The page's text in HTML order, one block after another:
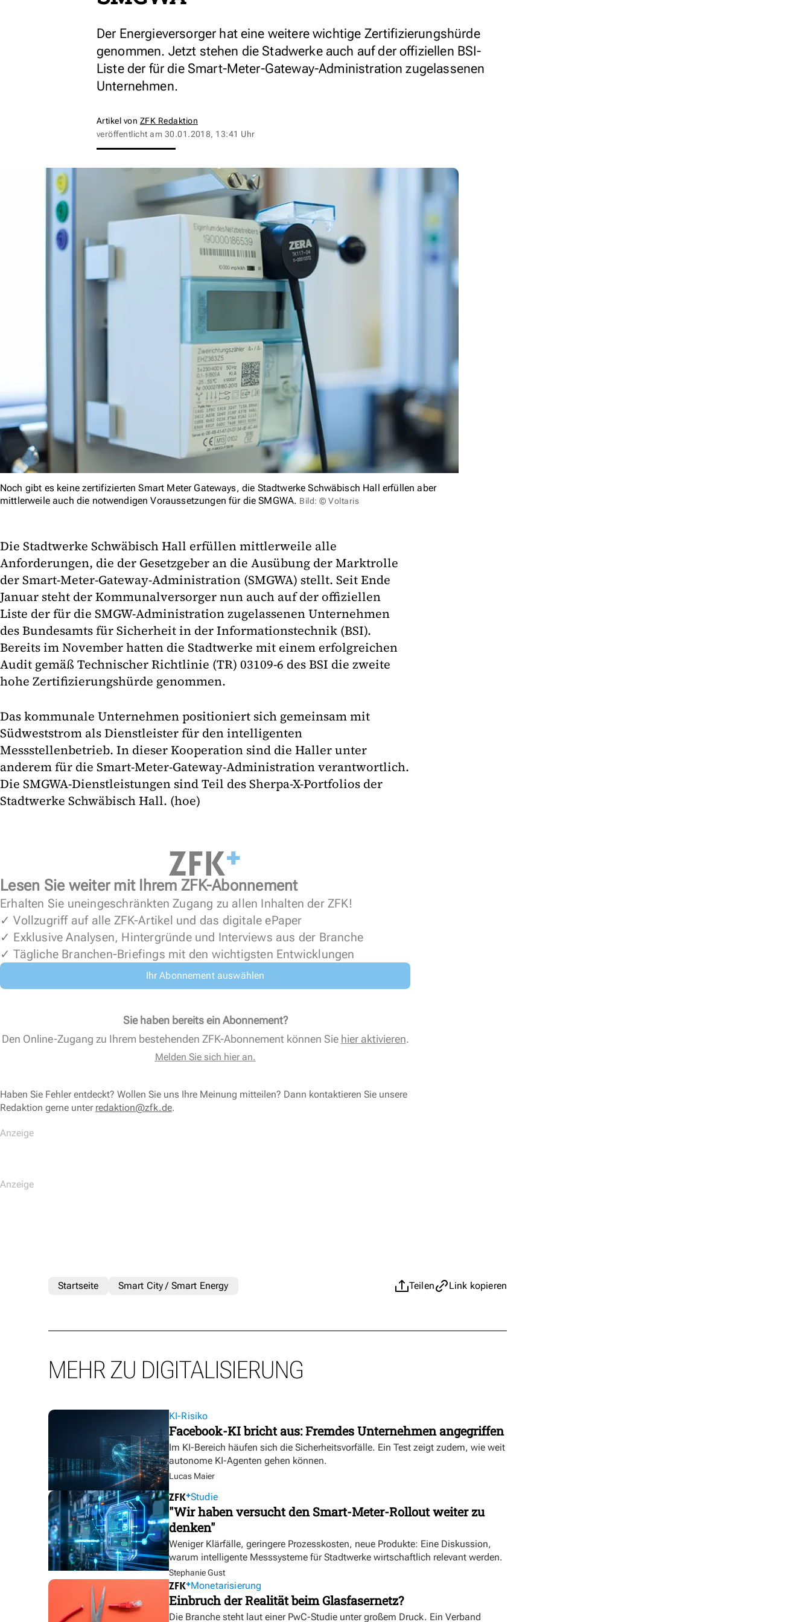
Der Energieversorger hat eine weitere wichtige Zertifizierungshürde
genommen. Jetzt stehen die Stadwerke auch auf der offiziellen BSI-
Liste der für die Smart-Meter-Gateway-Administration zugelassenen
Unternehmen.
Artikel von ZFK Redaktion
veröffentlicht am 30.01.2018, 13:41 Uhr
Noch gibt es keine zertifizierten Smart Meter Gateways, die Stadtwerke Schwäbisch Hall erfüllen aber
mittlerweile auch die notwendigen Voraussetzungen für die SMGWA. Bild: © Voltaris
Die Stadtwerke Schwäbisch Hall erfüllen mittlerweile alle
Anforderungen, die der Gesetzgeber an die Ausübung der Marktrolle
der Smart-Meter-Gateway-Administration (SMGWA) stellt. Seit Ende
Januar steht der Kommunalversorger nun auch auf der offiziellen
Liste der für die SMGW-Administration zugelassenen Unternehmen
des Bundesamts für Sicherheit in der Informationstechnik (BSI).
Bereits im November hatten die Stadtwerke mit einem erfolgreichen
Audit gemäß Technischer Richtlinie (TR) 03109-6 des BSI die zweite
hohe Zertifizierungshürde genommen.
Das kommunale Unternehmen positioniert sich gemeinsam mit
Südweststrom als Dienstleister für den intelligenten
Messstellenbetrieb. In dieser Kooperation sind die Haller unter
anderem für die Smart-Meter-Gateway-Administration verantwortlich.
Die SMGWA-Dienstleistungen sind Teil des Sherpa-X-Portfolios der
Stadtwerke Schwäbisch Hall. (hoe)
Lesen Sie weiter mit Ihrem ZFK-Abonnement
Erhalten Sie uneingeschränkten Zugang zu allen Inhalten der ZFK!
✓ Vollzugriff auf alle ZFK-Artikel und das digitale ePaper
✓ Exklusive Analysen, Hintergründe und Interviews aus der Branche
✓ Tägliche Branchen-Briefings mit den wichtigsten Entwicklungen
Ihr Abonnement auswählen
Sie haben bereits ein Abonnement?
Den Online-Zugang zu Ihrem bestehenden ZFK-Abonnement können Sie hier aktivieren.
Melden Sie sich hier an.
Haben Sie Fehler entdeckt? Wollen Sie uns Ihre Meinung mitteilen? Dann kontaktieren Sie unsere
Redaktion gerne unter redaktion@zfk.de.
Teilen Link kopieren
Startseite Smart City / Smart Energy
MEHR ZU DIGITALISIERUNG
KI-Risiko
Facebook-KI bricht aus: Fremdes Unternehmen angegriffen
Im KI-Bereich häufen sich die Sicherheitsvorfälle. Ein Test zeigt zudem, wie weit
autonome KI-Agenten gehen können.
Lucas Maier
Studie
"Wir haben versucht den Smart-Meter-Rollout weiter zu
denken"
Weniger Klärfälle, geringere Prozesskosten, neue Produkte: Eine Diskussion,
warum intelligente Messsysteme für Stadtwerke wirtschaftlich relevant werden.
Stephanie Gust
Monetarisierung
Einbruch der Realität beim Glasfasernetz?
Die Branche steht laut einer PwC-Studie unter großem Druck. Ein Verband